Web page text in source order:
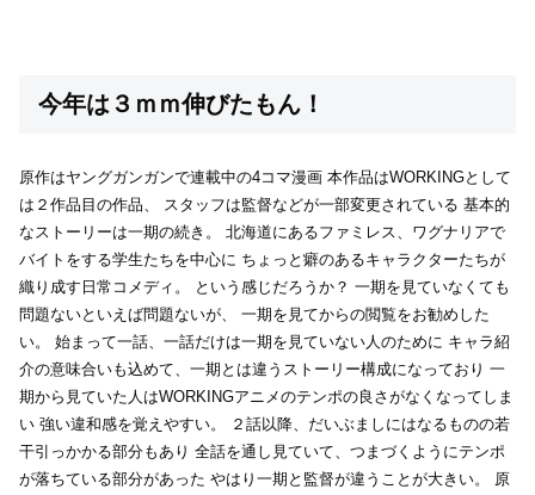
今年は３ｍｍ伸びたもん！
原作はヤングガンガンで連載中の4コマ漫画 本作品はWORKINGとして
は２作品目の作品、
スタッフは監督などが一部変更されている 基本的
なストーリーは一期の続き。
北海道にあるファミレス、ワグナリアで
バイトをする学生たちを中心に ちょっと癖のあるキャラクターたちが
織り成す日常コメディ。
という感じだろうか？ 一期を見ていなくても
問題ないといえば問題ないが、
一期を見てからの閲覧をお勧めした
い。
始まって一話、一話だけは一期を見ていない人のために キャラ紹
介の意味合いも込めて、一期とは違うストーリー構成になっており 一
期から見ていた人はWORKINGアニメのテンポの良さがなくなってしま
い 強い違和感を覚えやすい。
２話以降、だいぶましにはなるものの若
干引っかかる部分もあり 全話を通し見ていて、つまづくようにテンポ
が落ちている部分があった やはり一期と監督が違うことが大きい。
原